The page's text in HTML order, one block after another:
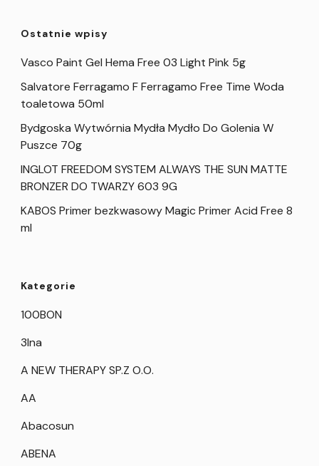
Ostatnie wpisy
Vasco Paint Gel Hema Free 03 Light Pink 5g
Salvatore Ferragamo F Ferragamo Free Time Woda
toaletowa 50ml
Bydgoska Wytwórnia Mydła Mydło Do Golenia W
Puszce 70g
INGLOT FREEDOM SYSTEM ALWAYS THE SUN MATTE
BRONZER DO TWARZY 603 9G
KABOS Primer bezkwasowy Magic Primer Acid Free 8
ml
Kategorie
100BON
3Ina
A NEW THERAPY SP.Z O.O.
AA
Abacosun
ABENA